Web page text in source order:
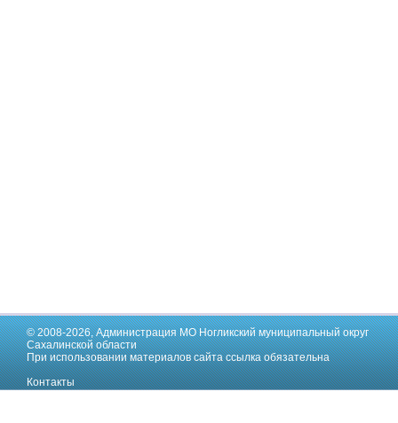
© 2008-2026,Администрация МО Ногликский муниципальный округ
Сахалинской области
При использовании материалов сайта ссылка обязательна
Контакты